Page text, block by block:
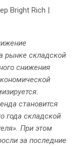
Bright Rich |
рынке складской
снижения
становится
года складской
При этом
за последние